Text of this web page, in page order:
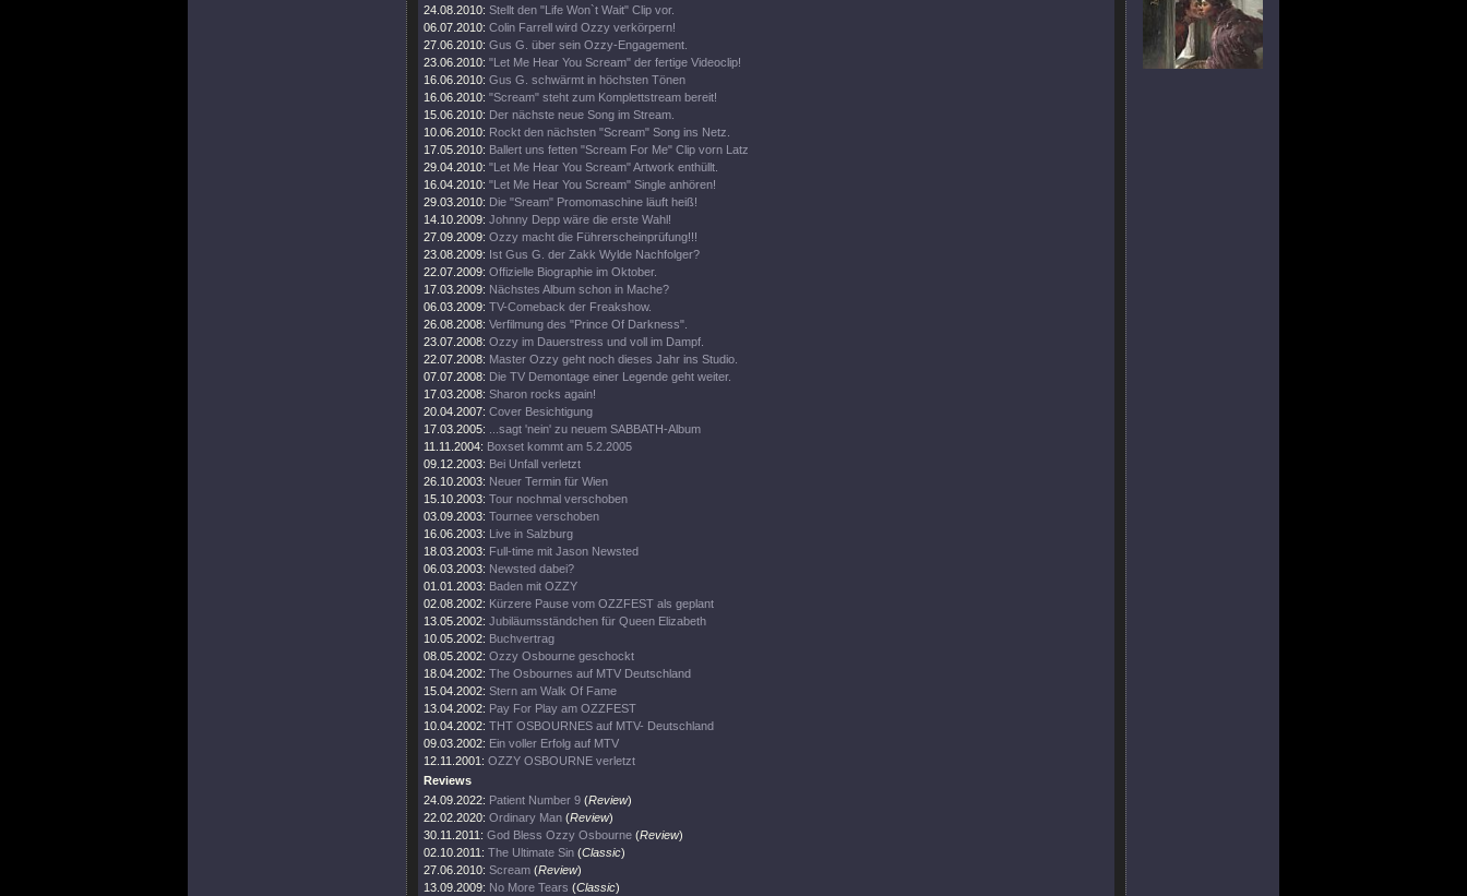
24.08.2010: Stellt den "Life Won`t Wait" Clip vor.
06.07.2010: Colin Farrell wird Ozzy verkörpern!
27.06.2010: Gus G. über sein Ozzy-Engagement.
23.06.2010: "Let Me Hear You Scream" der fertige Videoclip!
16.06.2010: Gus G. schwärmt in höchsten Tönen
16.06.2010: "Scream" steht zum Komplettstream bereit!
15.06.2010: Der nächste neue Song im Stream.
10.06.2010: Rockt den nächsten "Scream" Song ins Netz.
17.05.2010: Ballert uns fetten "Scream For Me" Clip vorn Latz
29.04.2010: "Let Me Hear You Scream" Artwork enthüllt.
16.04.2010: "Let Me Hear You Scream" Single anhören!
29.03.2010: Die "Sream" Promomaschine läuft heiß!
14.10.2009: Johnny Depp wäre die erste Wahl!
27.09.2009: Ozzy macht die Führerscheinprüfung!!!
23.08.2009: Ist Gus G. der Zakk Wylde Nachfolger?
22.07.2009: Offizielle Biographie im Oktober.
17.03.2009: Nächstes Album schon in Mache?
06.03.2009: TV-Comeback der Freakshow.
26.08.2008: Verfilmung des "Prince Of Darkness".
23.07.2008: Ozzy im Dauerstress und voll im Dampf.
22.07.2008: Master Ozzy geht noch dieses Jahr ins Studio.
07.07.2008: Die TV Demontage einer Legende geht weiter.
17.03.2008: Sharon rocks again!
20.04.2007: Cover Besichtigung
17.03.2005:
...sagt 'nein' zu neuem SABBATH-Album
11.11.2004: Boxset kommt am 5.2.2005
09.12.2003: Bei Unfall verletzt
26.10.2003: Neuer Termin für Wien
15.10.2003: Tour nochmal verschoben
03.09.2003: Tournee verschoben
16.06.2003: Live in Salzburg
18.03.2003: Full-time mit Jason Newsted
06.03.2003: Newsted dabei?
01.01.2003: Baden mit OZZY
02.08.2002: Kürzere Pause vom OZZFEST als geplant
13.05.2002: Jubiläumsständchen für Queen Elizabeth
10.05.2002: Buchvertrag
08.05.2002: Ozzy Osbourne geschockt
18.04.2002: The Osbournes auf MTV Deutschland
15.04.2002: Stern am Walk Of Fame
13.04.2002: Pay For Play am OZZFEST
10.04.2002: THT OSBOURNES auf MTV- Deutschland
09.03.2002: Ein voller Erfolg auf MTV
12.11.2001: OZZY OSBOURNE verletzt
Reviews
24.09.2022: Patient Number 9 (Review)
22.02.2020: Ordinary Man (Review)
30.11.2011: God Bless Ozzy Osbourne (Review)
02.10.2011: The Ultimate Sin (Classic)
27.06.2010: Scream (Review)
13.09.2009: No More Tears (Classic)